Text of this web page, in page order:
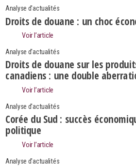
Analyse d'actualités
Droits de douane : un choc
Voir l’article
Analyse d'actualités
Droits de douane sur les
canadiens : une double
Voir l’article
Analyse d'actualités
Corée du Sud : succès
politique
Voir l’article
Analyse d'actualités
Search